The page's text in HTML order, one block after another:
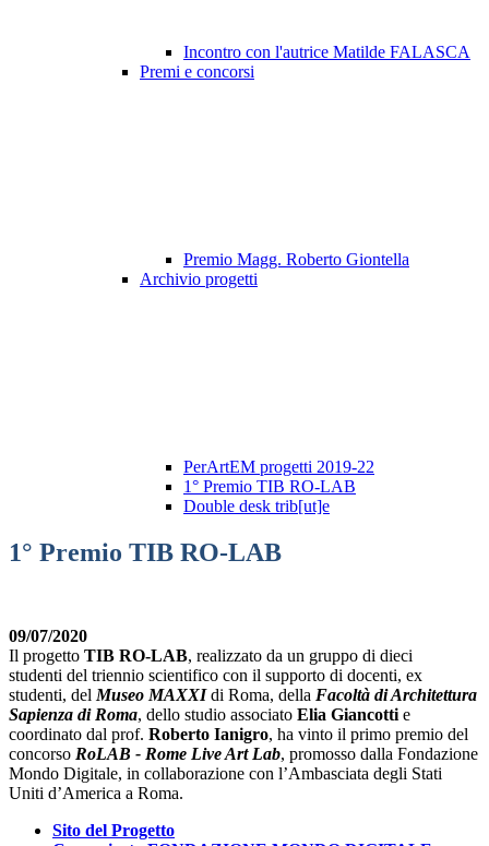
Incontro con l'autrice Matilde FALASCA
Premi e concorsi
Premio Magg. Roberto Giontella
Archivio progetti
PerArtEM progetti 2019-22
1° Premio TIB RO-LAB
Double desk trib[ut]e
1° Premio TIB RO-LAB
09/07/2020
Il progetto TIB RO-LAB, realizzato da un gruppo di dieci
studenti del triennio scientifico con il supporto di docenti, ex
studenti, del Museo MAXXIdi Roma, della Facoltà di Architettura
Sapienza di Roma, dello studio associato Elia Giancotti e
coordinato dal prof. Roberto Ianigro, ha vinto il primo premio del
concorso RoLAB - Rome Live Art Lab, promosso dalla Fondazione
Mondo Digitale, in collaborazione con l’Ambasciata degli Stati
Uniti d’America a Roma.
Sito del Progetto